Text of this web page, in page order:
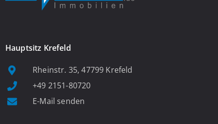
Hauptsitz Krefeld
Rheinstr. 35, 47799 Krefeld
+49 2151-80720
E-Mail senden